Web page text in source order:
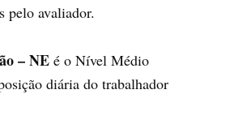
pelo avaliador.
– NE é o Nível Médio
diária do trabalhador